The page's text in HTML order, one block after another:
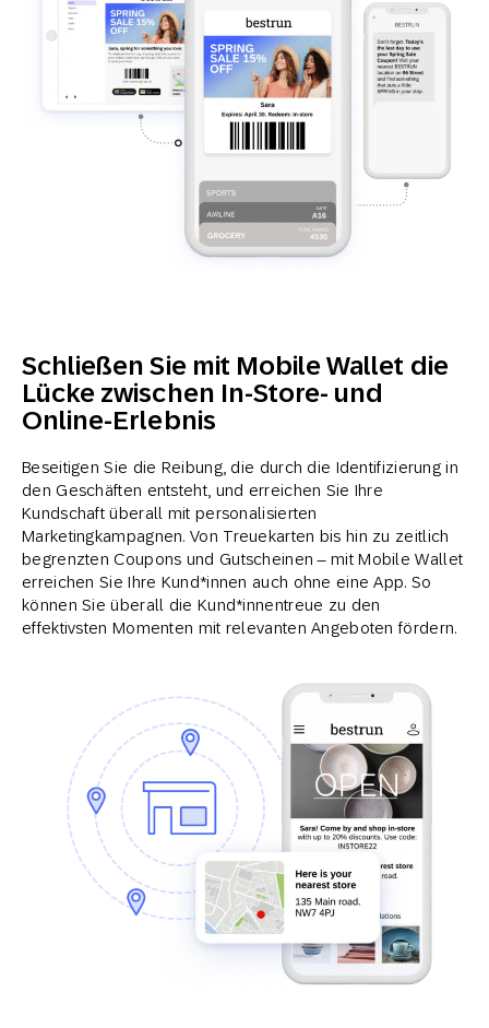
Schließen Sie mit Mobile Wallet die
Lücke zwischen In-Store- und
Online-Erlebnis
Beseitigen Sie die Reibung, die durch die Identifizierung in
den Geschäften entsteht, und erreichen Sie Ihre
Kundschaft überall mit personalisierten
Marketingkampagnen. Von Treuekarten bis hin zu zeitlich
begrenzten Coupons und Gutscheinen – mit Mobile Wallet
erreichen Sie Ihre Kund*innen auch ohne eine App. So
können Sie überall die Kund*innentreue zu den
effektivsten Momenten mit relevanten Angeboten fördern.